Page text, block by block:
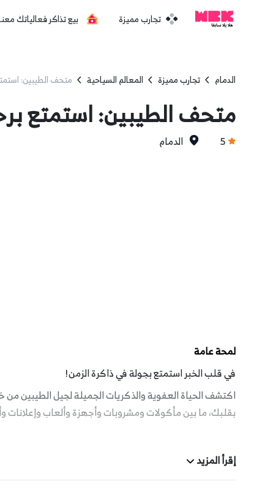
تجارب مميزة بيع تذاكر فعالياتك
الدمام تجارب مميزة المعالم السياحية
متحف الطيبين:
متحف الطيبين: استمتع
5 الدمام
لمحة عامة
في قلب الخبر استمتع بجولة في ذاكرة الزمن!
بقلبك، ما بين مأكولات ومشروبات وأجهزة وألعاب
مدة التجربة والجداول الزمنية
تتوفر هذه التجربة من يوم السبت إلى يوم الأربعاء من الساعة 4:00 عصرًا - 10:00 مساءً.
إقرأ المزيد